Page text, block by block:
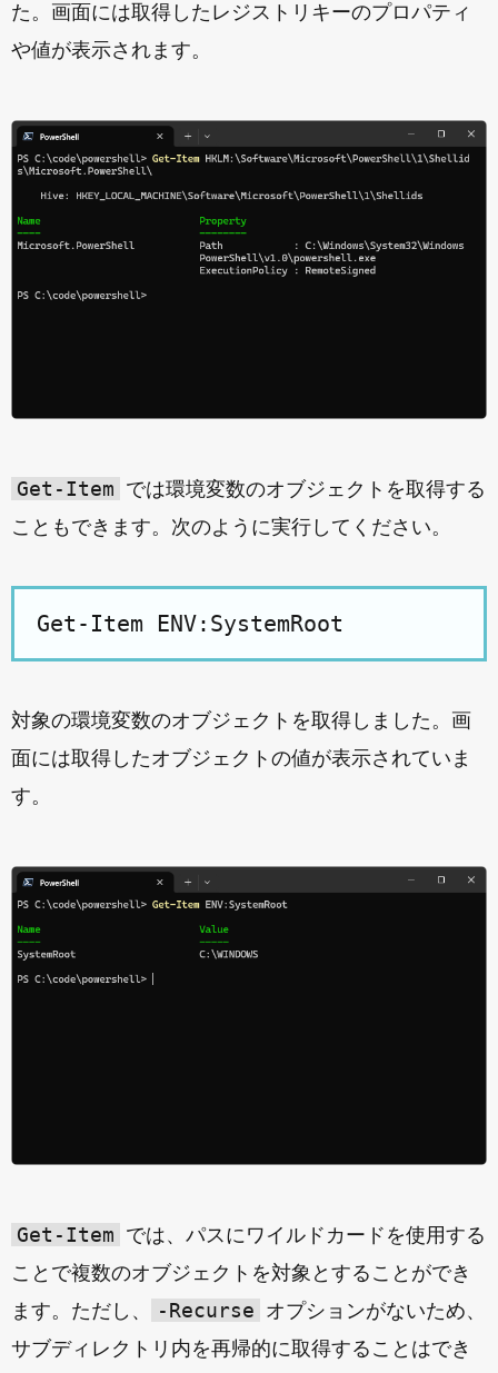
た。画面には取得したレジストリキーのプロパティ
や値が表示されます。
Get-Item では環境変数のオブジェクトを取得する
こともできます。次のように実行してください。
対象の環境変数のオブジェクトを取得しました。画
面には取得したオブジェクトの値が表示されていま
す。
Get-Item では、パスにワイルドカードを使用する
ことで複数のオブジェクトを対象とすることができ
ます。ただし、
-Recurse オプションがないため、
サブディレクトリ内を再帰的に取得することはでき